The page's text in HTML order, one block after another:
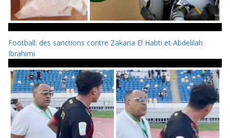
Football: des sanctions contre Zakaria El Habti et Abdelilah
Ibrahimi